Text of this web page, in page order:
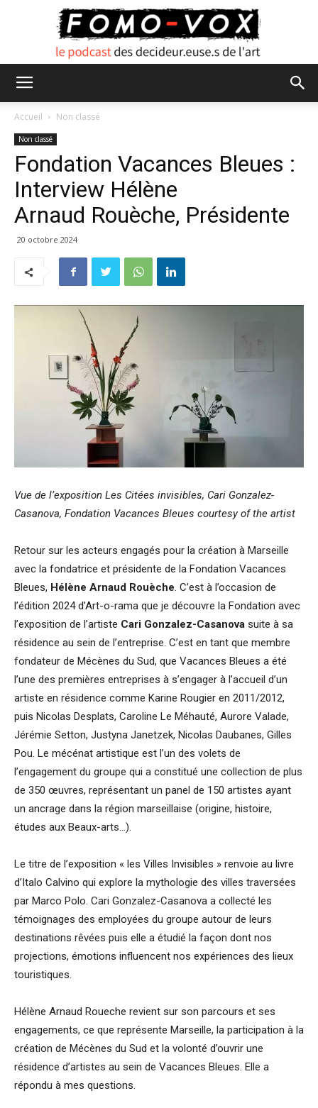
Accueil Non classé
Non classé
Fondation Vacances Bleues :
Interview Hélène
Arnaud Rouèche, Présidente
20 octobre 2024
Vue de l’exposition Les Citées invisibles, Cari Gonzalez-
Casanova, Fondation Vacances Bleues courtesy of the artist
Retour sur les acteurs engagés pour la création à Marseille
avec la fondatrice et présidente de la Fondation Vacances
Bleues, Hélène Arnaud Rouèche. C’est à l’occasion de
l’édition 2024 d’Art-o-rama que je découvre la Fondation avec
l’exposition de l’artiste Cari Gonzalez-Casanova suite à sa
résidence au sein de l’entreprise. C’est en tant que membre
fondateur de Mécènes du Sud, que Vacances Bleues a été
l’une des premières entreprises à s’engager à l’accueil d’un
artiste en résidence comme Karine Rougier en 2011/2012,
puis Nicolas Desplats, Caroline Le Méhauté, Aurore Valade,
Jérémie Setton, Justyna Janetzek, Nicolas Daubanes, Gilles
Pou. Le mécénat artistique est l’un des volets de
l’engagement du groupe qui a constitué une collection de plus
de 350 œuvres, représentant un panel de 150 artistes ayant
un ancrage dans la région marseillaise (origine, histoire,
études aux Beaux-arts…).
Le titre de l’exposition « les Villes Invisibles » renvoie au livre
d’Italo Calvino qui explore la mythologie des villes traversées
par Marco Polo. Cari Gonzalez-Casanova a collecté les
témoignages des employées du groupe autour de leurs
destinations rêvées puis elle a étudié la façon dont nos
projections, émotions influencent nos expériences des lieux
touristiques.
Hélène Arnaud Roueche revient sur son parcours et ses
engagements, ce que représente Marseille, la participation à la
création de Mécènes du Sud et la volonté d’ouvrir une
résidence d’artistes au sein de Vacances Bleues. Elle a
répondu à mes questions.